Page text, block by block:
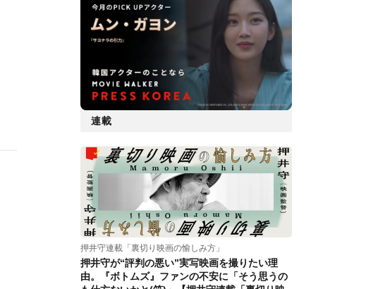
連載
押井守連載「裏切り映画の愉しみ方」
押井守が“評判の悪い”実写映画を撮りたい理
由。『ボトムズ』ファンの不安に「そう思うの